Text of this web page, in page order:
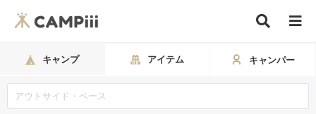
キャンプ アイテム キャンパー